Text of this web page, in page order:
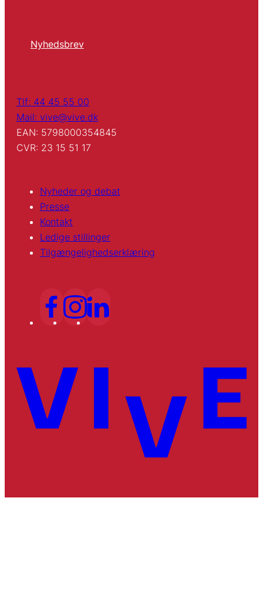
Nyhedsbrev
Tlf: 44 45 55 00
Mail: vive@vive.dk
EAN: 5798000354845
CVR: 23 15 51 17
Nyheder og debat
Presse
Kontakt
Ledige stillinger
Tilgængelighedserklæring